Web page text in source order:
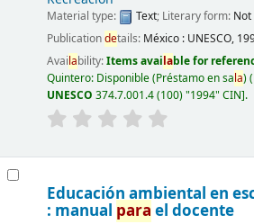
Material type: Text; Literary form:
Publicationdetails: México : UNESCO,
Availability:Items available for
Quintero: Disponible (Préstamo en sala)
UNESCO 374.7.001.4 (100) "1994" CIN .
Educación ambiental en
: manual para el docente